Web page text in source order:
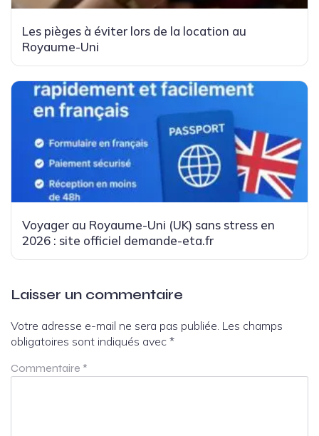
Les pièges à éviter lors de la location au
Royaume-Uni
Voyager au Royaume-Uni (UK) sans stress en
2026 : site officiel demande-eta.fr
Laisser un commentaire
Votre adresse e-mail ne sera pas publiée. Les champs
obligatoires sont indiqués avec *
Commentaire *